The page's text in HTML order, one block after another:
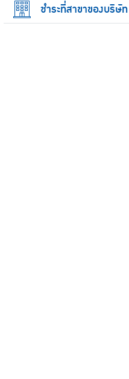
ชำระที่สาขาของบริ